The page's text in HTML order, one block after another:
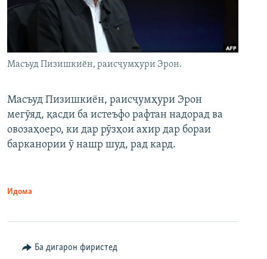
Масъуд Пизишкиён, раисҷумҳури Эрон.
Масъуд Пизишкиён, раисҷумҳури Эрон
мегӯяд, қасди ба истеъфо рафтан надорад ва
овозаҳоеро, ки дар рӯзҳои ахир дар бораи
барканории ӯ нашр шуд, рад кард.
Идома
Ба дигарон фиристед